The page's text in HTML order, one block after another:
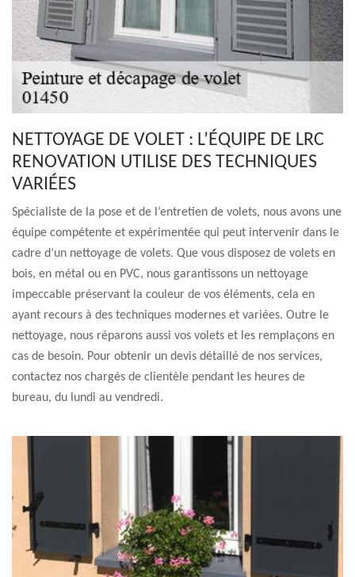
NETTOYAGE DE VOLET : L’ÉQUIPE DE LRC
RENOVATION UTILISE DES TECHNIQUES
VARIÉES
Spécialiste de la pose et de l’entretien de volets, nous avons une
équipe compétente et expérimentée qui peut intervenir dans le
cadre d’un nettoyage de volets. Que vous disposez de volets en
bois, en métal ou en PVC, nous garantissons un nettoyage
impeccable préservant la couleur de vos éléments, cela en
ayant recours à des techniques modernes et variées. Outre le
nettoyage, nous réparons aussi vos volets et les remplaçons en
cas de besoin. Pour obtenir un devis détaillé de nos services,
contactez nos chargés de clientèle pendant les heures de
bureau, du lundi au vendredi.